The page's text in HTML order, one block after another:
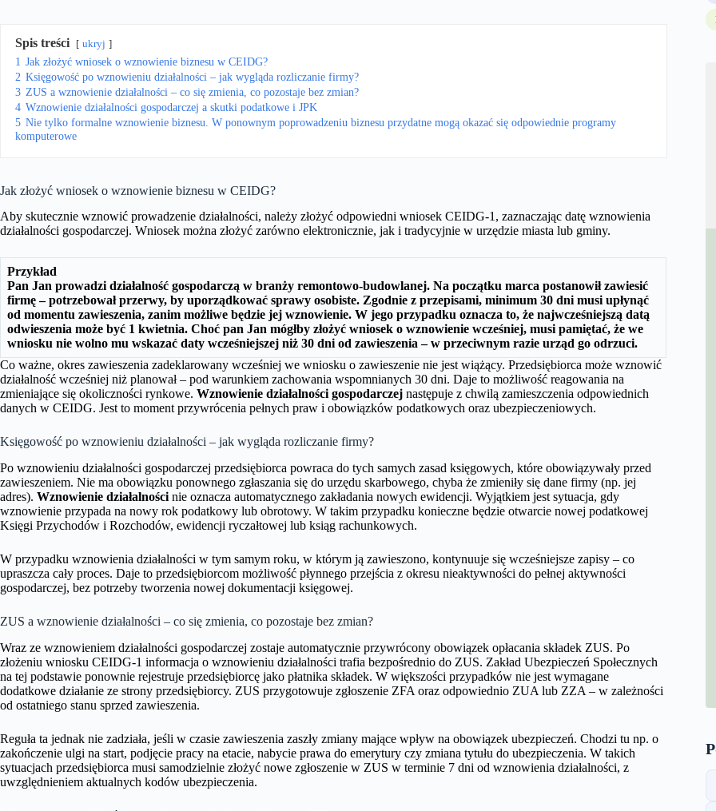
Spis treści ukryj
1 Jak złożyć wniosek o wznowienie biznesu w CEIDG?
2 Księgowość po wznowieniu działalności – jak wygląda rozliczanie firmy?
3 ZUS a wznowienie działalności – co się zmienia, co pozostaje bez zmian?
4 Wznowienie działalności gospodarczej a skutki podatkowe i JPK
5 Nie tylko formalne wznowienie biznesu. W ponownym poprowadzeniu biznesu przydatne mogą okazać się odpowiednie programy
komputerowe
Jak złożyć wniosek o wznowienie biznesu w CEIDG?
Aby skutecznie wznowić prowadzenie działalności, należy złożyć odpowiedni wniosek CEIDG-1, zaznaczając datę wznowienia
działalności gospodarczej. Wniosek można złożyć zarówno elektronicznie, jak i tradycyjnie w urzędzie miasta lub gminy.
Przykład
Pan Jan prowadzi działalność gospodarczą w branży remontowo-budowlanej. Na początku marca postanowił zawiesić
firmę – potrzebował przerwy, by uporządkować sprawy osobiste. Zgodnie z przepisami, minimum 30 dni musi upłynąć
od momentu zawieszenia, zanim możliwe będzie jej wznowienie. W jego przypadku oznacza to, że najwcześniejszą datą
odwieszenia może być 1 kwietnia. Choć pan Jan mógłby złożyć wniosek o wznowienie wcześniej, musi pamiętać, że we
wniosku nie wolno mu wskazać daty wcześniejszej niż 30 dni od zawieszenia – w przeciwnym razie urząd go odrzuci.
Co ważne, okres zawieszenia zadeklarowany wcześniej we wniosku o zawieszenie nie jest wiążący. Przedsiębiorca może wznowić
działalność wcześniej niż planował – pod warunkiem zachowania wspomnianych 30 dni. Daje to możliwość reagowania na
zmieniające się okoliczności rynkowe. Wznowienie działalności gospodarczej następuje z chwilą zamieszczenia odpowiednich
danych w CEIDG. Jest to moment przywrócenia pełnych praw i obowiązków podatkowych oraz ubezpieczeniowych.
Księgowość po wznowieniu działalności – jak wygląda rozliczanie firmy?
Po wznowieniu działalności gospodarczej przedsiębiorca powraca do tych samych zasad księgowych, które obowiązywały przed
zawieszeniem. Nie ma obowiązku ponownego zgłaszania się do urzędu skarbowego, chyba że zmieniły się dane firmy (np. jej
adres). Wznowienie działalności nie oznacza automatycznego zakładania nowych ewidencji. Wyjątkiem jest sytuacja, gdy
wznowienie przypada na nowy rok podatkowy lub obrotowy. W takim przypadku konieczne będzie otwarcie nowej podatkowej
Księgi Przychodów i Rozchodów, ewidencji ryczałtowej lub ksiąg rachunkowych.
W przypadku wznowienia działalności w tym samym roku, w którym ją zawieszono, kontynuuje się wcześniejsze zapisy – co
upraszcza cały proces. Daje to przedsiębiorcom możliwość płynnego przejścia z okresu nieaktywności do pełnej aktywności
gospodarczej, bez potrzeby tworzenia nowej dokumentacji księgowej.
ZUS a wznowienie działalności – co się zmienia, co pozostaje bez zmian?
Wraz ze wznowieniem działalności gospodarczej zostaje automatycznie przywrócony obowiązek opłacania składek ZUS. Po
złożeniu wniosku CEIDG-1 informacja o wznowieniu działalności trafia bezpośrednio do ZUS. Zakład Ubezpieczeń Społecznych
na tej podstawie ponownie rejestruje przedsiębiorcę jako płatnika składek. W większości przypadków nie jest wymagane
dodatkowe działanie ze strony przedsiębiorcy. ZUS przygotowuje zgłoszenie ZFA oraz odpowiednio ZUA lub ZZA – w zależności
od ostatniego stanu sprzed zawieszenia.
Reguła ta jednak nie zadziała, jeśli w czasie zawieszenia zaszły zmiany mające wpływ na obowiązek ubezpieczeń. Chodzi tu np. o
zakończenie ulgi na start, podjęcie pracy na etacie, nabycie prawa do emerytury czy zmiana tytułu do ubezpieczenia. W takich
sytuacjach przedsiębiorca musi samodzielnie złożyć nowe zgłoszenie w ZUS w terminie 7 dni od wznowienia działalności, z
uwzględnieniem aktualnych kodów ubezpieczenia.